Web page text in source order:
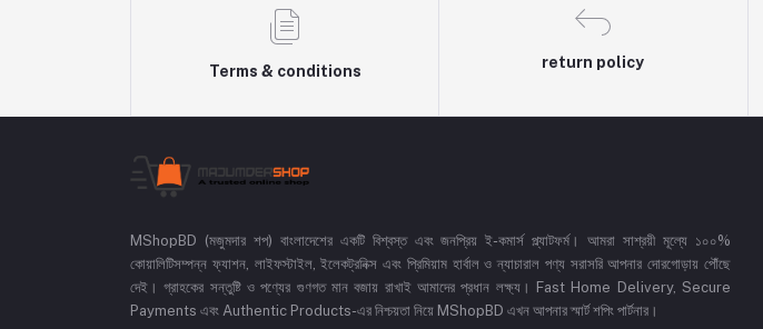
Terms & conditions
return policy
MShopBD (মজুমদার শপ) বাংলাদেশের একটি বিশ্বস্ত এবং জনপ্রিয় ই-কমার্স প্ল্যাটফর্ম। আমরা সাশ্রয়ী মূল্যে ১০০%
কোয়ালিটিসম্পন্ন ফ্যাশন, লাইফস্টাইল, ইলেকট্রনিক্স এবং প্রিমিয়াম হার্বাল ও ন্যাচারাল পণ্য সরাসরি আপনার দোরগোড়ায় পৌঁছে
দেই। গ্রাহকের সন্তুষ্টি ও পণ্যের গুণগত মান বজায় রাখাই আমাদের প্রধান লক্ষ্য। Fast Home Delivery, Secure
Payments এবং Authentic Products-এর নিশ্চয়তা নিয়ে MShopBD এখন আপনার স্মার্ট শপিং পার্টনার।